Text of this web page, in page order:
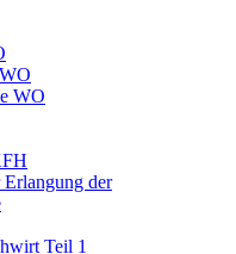
WO
der
Teil 1